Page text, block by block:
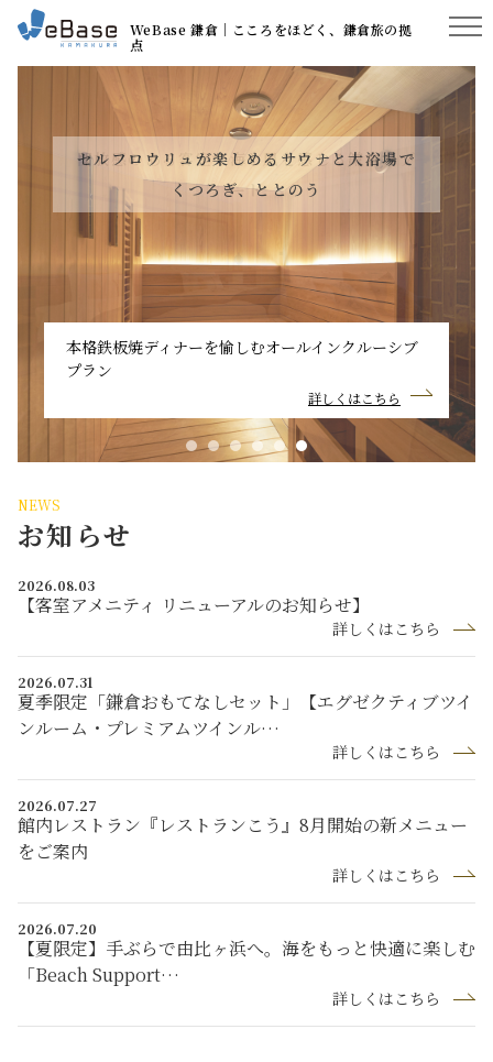
WeBase 鎌倉│こころをほどく、鎌倉旅の拠
点
本格鉄板焼ディナーを愉しむオールインクルーシブ
プラン
詳しくはこちら
セルフロウリュが楽しめるサウナと大浴場で
くつろぎ、ととのう
NEWS
お知らせ
2026.08.03
【客室アメニティ リニューアルのお知らせ】
詳しくはこちら
2026.07.31
夏季限定「鎌倉おもてなしセット」【エグゼクティブツイ
ンルーム・プレミアムツインル…
詳しくはこちら
2026.07.27
館内レストラン『レストランこう』8月開始の新メニュー
をご案内
詳しくはこちら
2026.07.20
【夏限定】手ぶらで由比ヶ浜へ。海をもっと快適に楽しむ
「Beach Support…
詳しくはこちら